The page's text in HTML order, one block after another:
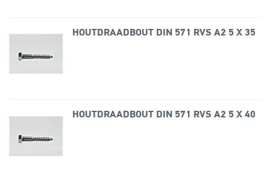
HOUTDRAADBOUT DIN 571 RVS A2 5 X 35
HOUTDRAADBOUT DIN 571 RVS A2 5 X 40